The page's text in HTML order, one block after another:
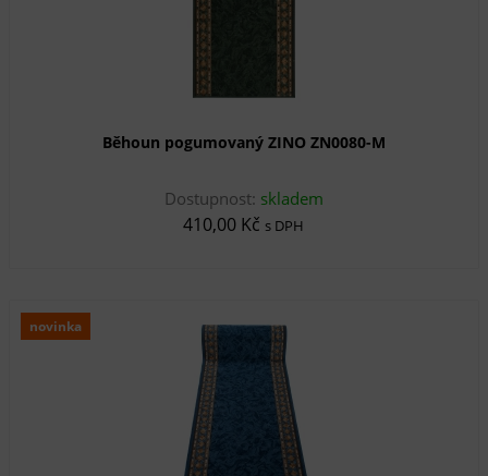
Běhoun pogumovaný ZINO ZN0080-M
Dostupnost: skladem
410,00 Kč s DPH
novinka